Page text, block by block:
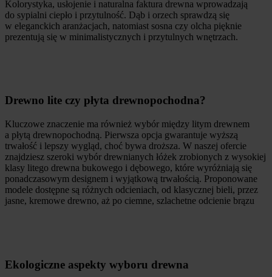
Kolorystyka, usłojenie i naturalna faktura drewna wprowadzają
do sypialni ciepło i przytulność. Dąb i orzech sprawdzą się
w eleganckich aranżacjach, natomiast sosna czy olcha pięknie
prezentują się w minimalistycznych i przytulnych wnętrzach.
Drewno lite czy płyta drewnopochodna?
Kluczowe znaczenie ma również wybór między litym drewnem
a płytą drewnopochodną. Pierwsza opcja gwarantuje wyższą
trwałość i lepszy wygląd, choć bywa droższa. W naszej ofercie
znajdziesz szeroki wybór drewnianych łóżek zrobionych z wysokiej
klasy litego drewna bukowego i dębowego, które wyróżniają się
ponadczasowym designem i wyjątkową trwałością. Proponowane
modele dostępne są różnych odcieniach, od klasycznej bieli, przez
jasne, kremowe drewno, aż po ciemne, szlachetne odcienie brązu
Ekologiczne aspekty wyboru drewna